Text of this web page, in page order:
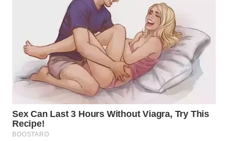
WN
SAMOSIR
WN
PADANG
LAWAS
WN